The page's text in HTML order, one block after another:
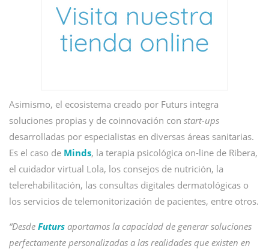
Asimismo, el ecosistema creado por Futurs integra
soluciones propias y de coinnovación con start-ups
desarrolladas por especialistas en diversas áreas sanitarias.
Es el caso de Minds, la terapia psicológica on-line de Ribera,
el cuidador virtual Lola, los consejos de nutrición, la
telerehabilitación, las consultas digitales dermatológicas o
los servicios de telemonitorización de pacientes, entre otros.
“Desde Futurs aportamos la capacidad de generar soluciones
perfectamente personalizadas a las realidades que existen en